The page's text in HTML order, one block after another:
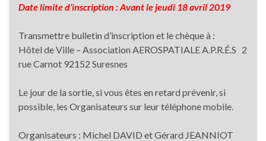
Date limite d’inscription :Avant le jeudi 18 avril 2019
Transmettre bulletin d’inscription et le chèque à :
Hôtel de Ville – Association AEROSPATIALE A.P.R.É.S 2
rue Carnot 92152 Suresnes
Le jour de la sortie, si vous êtes en retard prévenir, si
possible, les Organisateurs sur leur téléphone mobile.
Organisateurs : Michel DAVID et Gérard JEANNIOT